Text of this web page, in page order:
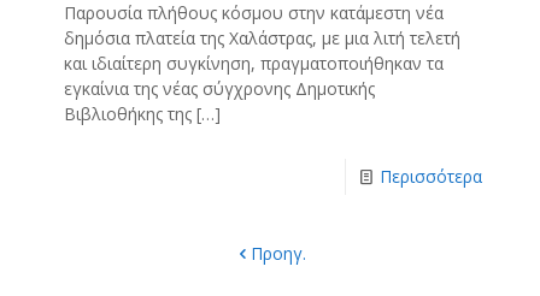
Παρουσία πλήθους κόσμου στην κατάμεστη νέα
δημόσια πλατεία της Χαλάστρας, με μια λιτή τελετή
και ιδιαίτερη συγκίνηση, πραγματοποιήθηκαν τα
εγκαίνια της νέας σύγχρονης Δημοτικής
Βιβλιοθήκης της […]
Περισσότερα
Προηγ.